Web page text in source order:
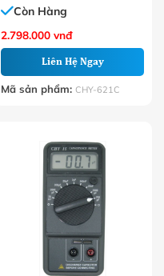
Còn Hàng
2.798.000 vnđ
Liên Hệ Ngay
Mã sản phẩm: CHY-621C